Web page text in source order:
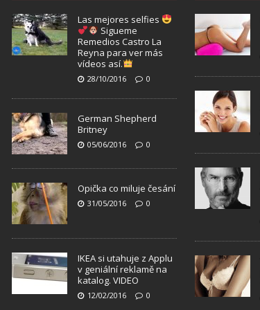
Las mejores selfies
Sigueme
Remedios Castro La
Reyna para ver más
vídeos así.
28/10/2016 0
German Shepherd
Britney
05/06/2016 0
Opička co miluje česání
31/05/2016 0
IKEA si utahuje z Applu
v geniální reklamě na
katalog. VIDEO
12/02/2016 0